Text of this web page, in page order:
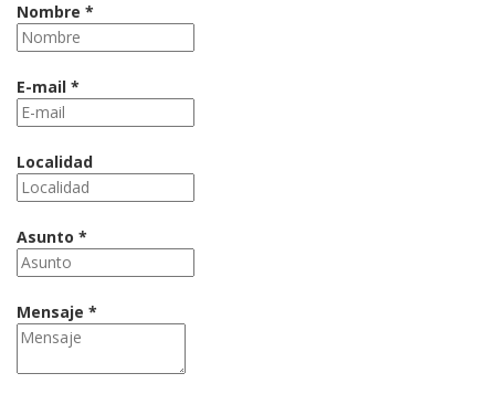
Nombre *
E-mail *
Localidad
Asunto *
Mensaje *